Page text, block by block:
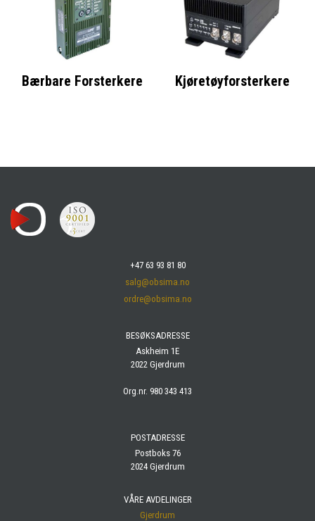
Bærbare Forsterkere Kjøretøyforsterkere
+47 63 93 81 80
salg@obsima.no
ordre@obsima.no
BESØKSADRESSE
Askheim 1E
2022 Gjerdrum
Org.nr. 980 343 413
POSTADRESSE
Postboks 76
2024 Gjerdrum
VÅRE AVDELINGER
Gjerdrum